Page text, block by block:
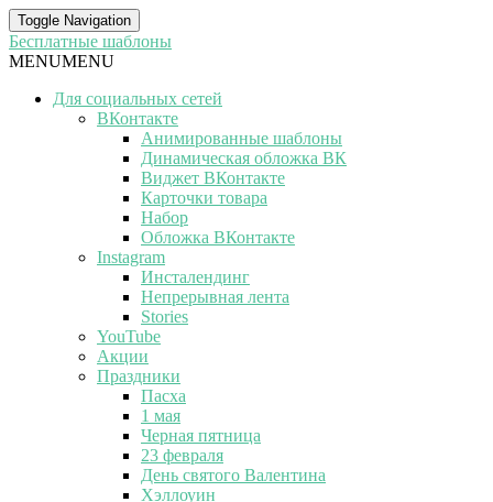
Toggle Navigation
Бесплатные шаблоны
MENUMENU
Для социальных сетей
ВКонтакте
Анимированные шаблоны
Динамическая обложка ВК
Виджет ВКонтакте
Карточки товара
Набор
Обложка ВКонтакте
Instagram
Инсталендинг
Непрерывная лента
Stories
YouTube
Акции
Праздники
Пасха
1 мая
Черная пятница
23 февраля
День святого Валентина
Хэллоуин